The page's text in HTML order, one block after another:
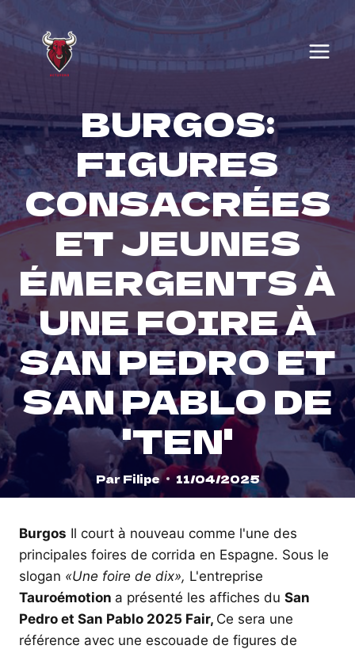
content
BURGOS:
FIGURES
CONSACRÉES
ET JEUNES
ÉMERGENTS À
UNE FOIRE À
SAN PEDRO ET
SAN PABLO DE
'TEN'
Par Filipe 11/04/2025
Burgos Il court à nouveau comme l'une des
principales foires de corrida en Espagne. Sous le
slogan «Une foire de dix», L'entreprise
Tauroémotion a présenté les affiches du San
Pedro et San Pablo 2025 Fair, Ce sera une
référence avec une escouade de figures de